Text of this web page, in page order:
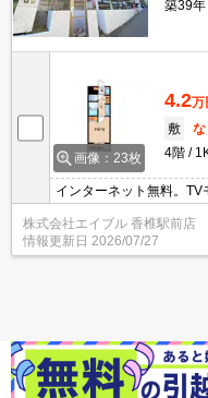
築39年
画像：23枚
4.2万
敷
な
4階
インターネット無料。TV
株式会社エイブル 香椎駅前店
情報更新日 2026/07/27